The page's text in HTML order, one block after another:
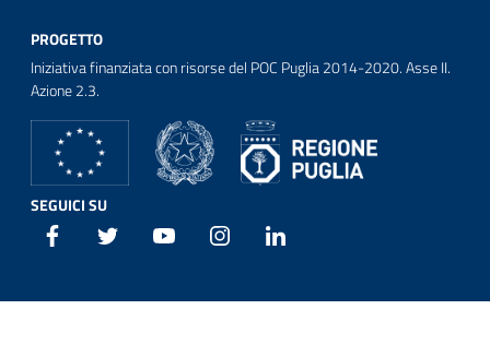
PROGETTO
Iniziativa finanziata con risorse del POC Puglia 2014-2020. Asse II.
Azione 2.3.
SEGUICI SU
Facebook Twitter Youtube Instagram